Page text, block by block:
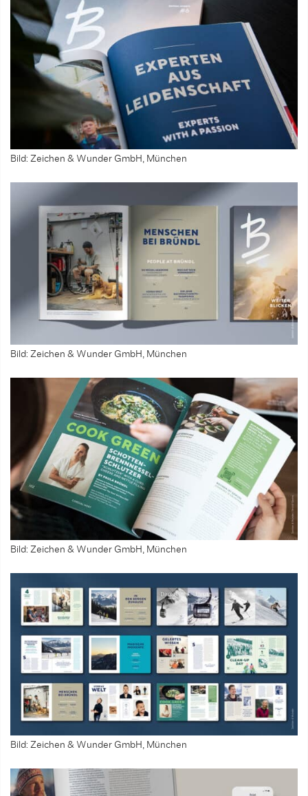
Bild: Zeichen & Wunder GmbH, München
Bild: Zeichen & Wunder GmbH, München
Bild: Zeichen & Wunder GmbH, München
Bild: Zeichen & Wunder GmbH, München